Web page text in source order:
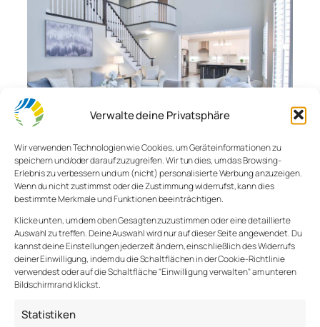
Verwalte deine Privatsphäre
Wir verwenden Technologien wie Cookies, um Geräteinformationen zu
speichern und/oder darauf zuzugreifen. Wir tun dies, um das Browsing-
Erlebnis zu verbessern und um (nicht) personalisierte Werbung anzuzeigen.
Wenn du nicht zustimmst oder die Zustimmung widerrufst, kann dies
bestimmte Merkmale und Funktionen beeinträchtigen.
Klicke unten, um dem oben Gesagten zuzustimmen oder eine detaillierte
Auswahl zu treffen. Deine Auswahl wird nur auf dieser Seite angewendet. Du
kannst deine Einstellungen jederzeit ändern, einschließlich des Widerrufs
deiner Einwilligung, indem du die Schaltflächen in der Cookie-Richtlinie
verwendest oder auf die Schaltfläche "Einwilligung verwalten" am unteren
Bildschirmrand klickst.
Statistiken
Dein Raum – Deine
Persönlichkeit
Ist unser Wohnraum das Spiegelbild unserer
Persönlichkeit? Was wird ein fremder Besucher über
dich sagen können, nachdem er deine Wohnung
psychologische Experimente zeigen.